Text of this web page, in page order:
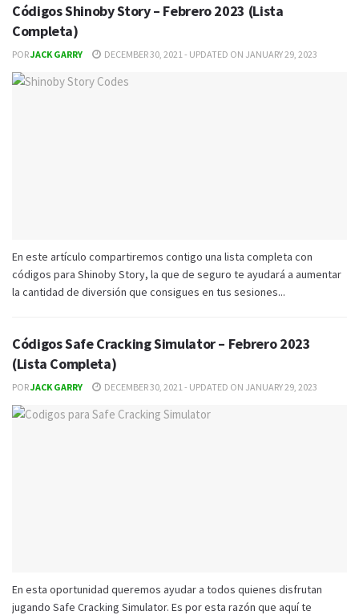
Códigos Shinoby Story – Febrero 2023 (Lista
Completa)
PORJACK GARRY DECEMBER 30, 2021 - UPDATED ON JANUARY 29, 2023
En este artículo compartiremos contigo una lista completa con
códigos para Shinoby Story, la que de seguro te ayudará a aumentar
la cantidad de diversión que consigues en tus sesiones...
Códigos Safe Cracking Simulator – Febrero 2023
(Lista Completa)
PORJACK GARRY DECEMBER 30, 2021 - UPDATED ON JANUARY 29, 2023
En esta oportunidad queremos ayudar a todos quienes disfrutan
jugando Safe Cracking Simulator. Es por esta razón que aquí te